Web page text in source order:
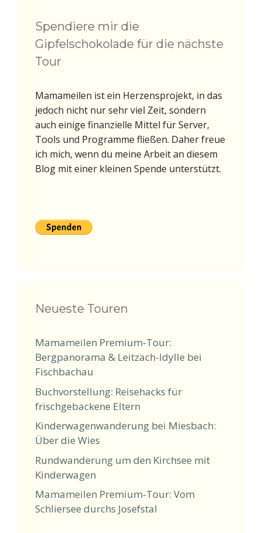
Spendiere mir die
Gipfelschokolade für die nächste
Tour
Mamameilen ist ein Herzensprojekt, in das
jedoch nicht nur sehr viel Zeit, sondern
auch einige finanzielle Mittel für Server,
Tools und Programme fließen. Daher freue
ich mich, wenn du meine Arbeit an diesem
Blog mit einer kleinen Spende unterstützt.
Neueste Touren
Mamameilen Premium-Tour:
Bergpanorama & Leitzach-Idylle bei
Fischbachau
Buchvorstellung: Reisehacks für
frischgebackene Eltern
Kinderwagenwanderung bei Miesbach:
Über die Wies
Rundwanderung um den Kirchsee mit
Kinderwagen
Mamameilen Premium-Tour: Vom
Schliersee durchs Josefstal